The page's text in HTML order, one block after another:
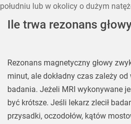
południu lub w okolicy o dużym
Ile trwa rezonans
Rezonans magnetyczny głowy
minut, ale dokładny czas zależy
badania. Jeżeli MRI wykonywane
być krótsze. Jeśli lekarz zlecił
przysadki, oczodołów, kątów